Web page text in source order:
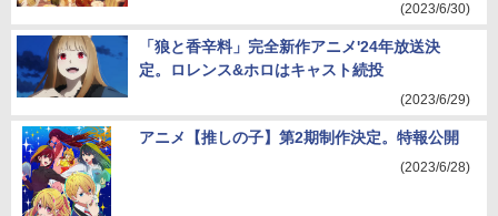
(2023/6/30)
「狼と香辛料」完全新作アニメ'24年放送決
定。ロレンス&ホロはキャスト続投
(2023/6/29)
アニメ【推しの子】第2期制作決定。特報公開
(2023/6/28)